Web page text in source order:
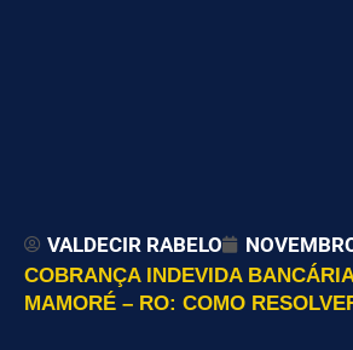
VALDECIR RABELO
COBRANÇA INDEVIDA
MAMORÉ – RO: COMO